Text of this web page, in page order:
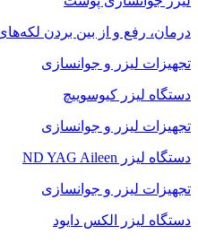
درمان، رفع و از بین بردن
تجهیزات لیزر و جوانسازی
دستگاه لیزر کیوسوییچ
تجهیزات لیزر و جوانسازی
دستگاه لیزر ND YAG Aileen
تجهیزات لیزر و جوانسازی
دستگاه لیزر الکس دایود